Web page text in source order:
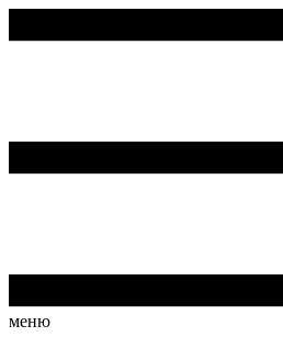
меню